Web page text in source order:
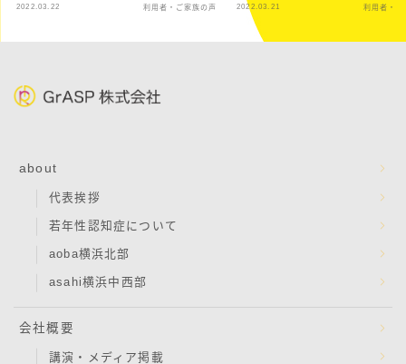
2022.03.22 利用者・ご家族の声 2022.03.21 利用者・ご
about
代表挨拶
若年性認知症について
aoba横浜北部
asahi横浜中西部
会社概要
講演・メディア掲載